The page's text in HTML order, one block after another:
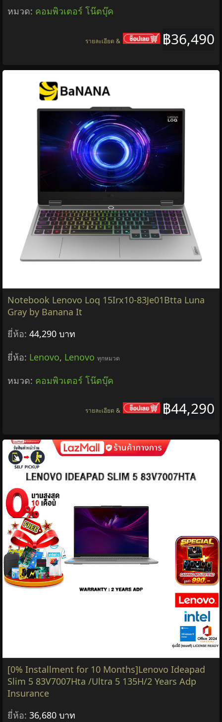
หมวด: คอมพิวเตอร์ โน๊ตบุ๊ค
฿36,490
รายละเอียด &
Notebook Lenovo Loq 15Irx10-83Je01Btta Luna
Gray by Banana It
ยี่ห้อ: 44,290 บาท
ยี่ห้อ: Lenovo, Lenovo ทุกหมวด
หมวด: คอมพิวเตอร์ โน๊ตบุ๊ค
฿44,290
รายละเอียด &
[0% Installment for 10 Months]Lenovo Ideapad
Slim 5 83V7007Hta /Ultra 5 135H/2 Years Adp
Insurance
ยี่ห้อ: 36,680 บาท